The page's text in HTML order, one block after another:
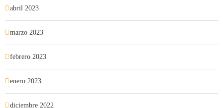
abril 2023
marzo 2023
febrero 2023
enero 2023
diciembre 2022